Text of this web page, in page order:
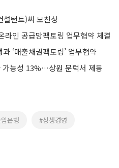
설턴트)씨 모친상
라인 공급망팩토링 업무협약 체결
‘매출채권팩토링’ 업무협약
가능성 13%…상원 문턱서 제동
은행 #상생경영